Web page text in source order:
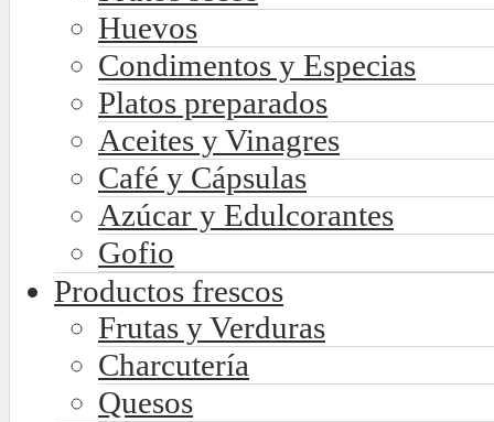
Huevos
Condimentos y Especias
Platos preparados
Aceites y Vinagres
Café y Cápsulas
Azúcar y Edulcorantes
Gofio
Productos frescos
Frutas y Verduras
Charcutería
Quesos